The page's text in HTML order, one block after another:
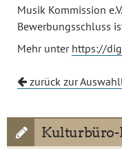
Musik Kommission
Bewerbungsschluss
Mehr unter https://
zurück zur
Kulturbüro-